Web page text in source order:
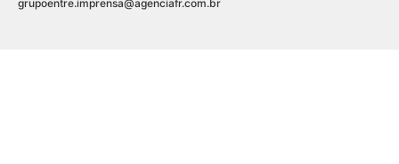
grupoentre.imprensa@agenciafr.com.br